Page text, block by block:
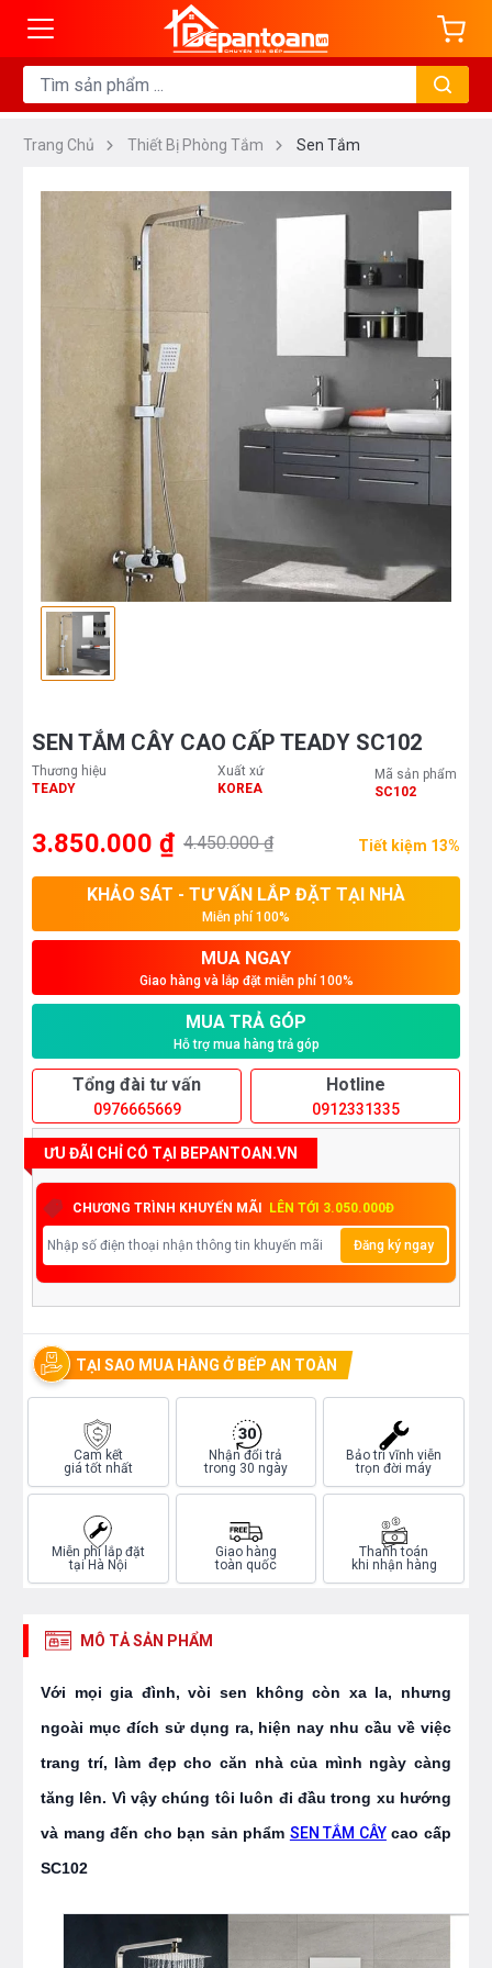
Trang Chủ Thiết Bị Phòng Tắm Sen Tắm
SEN TẮM CÂY CAO CẤP TEADY SC102
Thương hiệu
TEADY
Xuất xứ
KOREA
Mã sản phẩm
SC102
3.850.000 ₫ 4.450.000 ₫ Tiết kiệm 13%
KHẢO SÁT - TƯ VẤN LẮP ĐẶT TẠI NHÀ
Miễn phí 100%
MUA NGAY
Giao hàng và lắp đặt miễn phí 100%
MUA TRẢ GÓP
Hỗ trợ mua hàng trả góp
Tổng đài tư vấn
0976665669
Hotline
0912331335
ƯU ĐÃI CHỈ CÓ TẠI BEPANTOAN.VN
CHƯƠNG TRÌNH KHUYẾN MÃI LÊN TỚI 3.050.000Đ
Đăng ký ngay
TẠI SAO MUA HÀNG Ở BẾP AN TOÀN
Cam kết
giá tốt nhất
Nhận đổi trả
trong 30 ngày
Bảo trì vĩnh viễn
trọn đời máy
Miễn phí lắp đặt
tại Hà Nội
Giao hàng
toàn quốc
Thanh toán
khi nhận hàng
MÔ TẢ SẢN PHẨM
Với mọi gia đình, vòi sen không còn xa la, nhưng
ngoài mục đích sử dụng ra, hiện nay nhu cầu về việc
trang trí, làm đẹp cho căn nhà của mình ngày càng
tăng lên. Vì vậy chúng tôi luôn đi đầu trong xu hướng
và mang đến cho bạn sản phẩm SEN TẮM CÂYcao cấp
SC102